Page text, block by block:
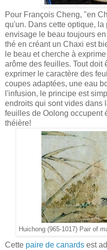
Pour François Cheng, "en
qu'un. Dans cette optique,
envisage le beau toujours
thé en créant un Chaxi est
le beau et cherche à
arôme des feuilles. Tout doit
exprimer le caractère des
coupes adaptées, une eau
l'infusion, le principe est
endroits qui sont vides dans
feuilles de Oolong occupent
théière!
Huichong (965-1017) Pair of
Cette paire de canards est